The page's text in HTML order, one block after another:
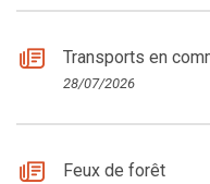
Transports en
28/07/2026
Feux de forêt